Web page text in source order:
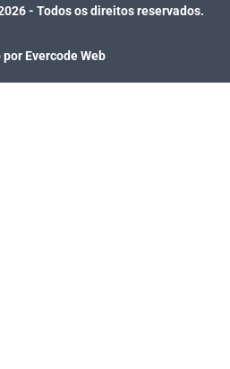
- Todos os direitos reservados.
Evercode Web